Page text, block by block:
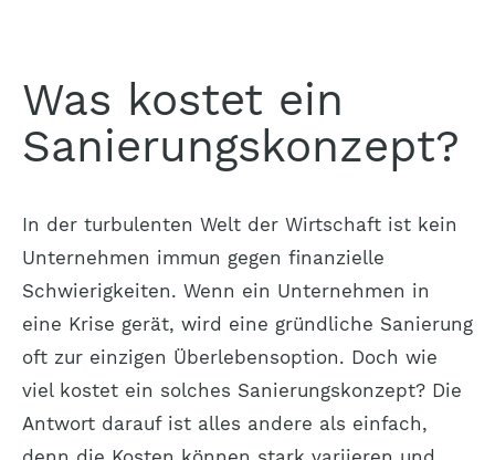
Was kostet ein
Sanierungskonzept?
In der turbulenten Welt der Wirtschaft ist kein
Unternehmen immun gegen finanzielle
Schwierigkeiten. Wenn ein Unternehmen in
eine Krise gerät, wird eine gründliche Sanierung
oft zur einzigen Überlebensoption. Doch wie
viel kostet ein solches Sanierungskonzept? Die
Antwort darauf ist alles andere als einfach,